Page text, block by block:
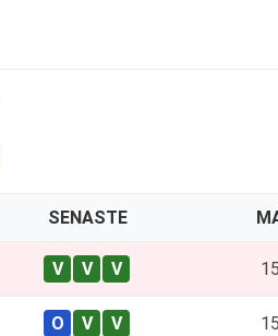
SENASTE
15
15